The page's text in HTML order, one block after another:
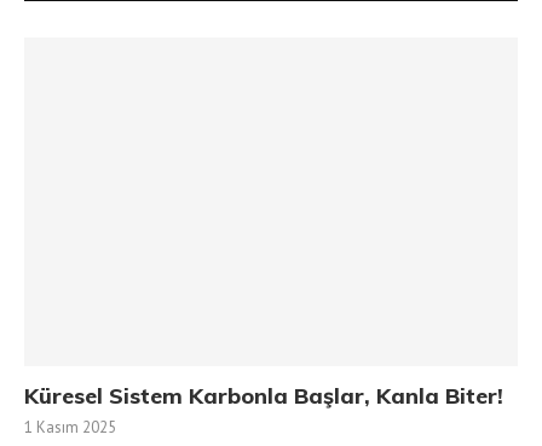
Küresel Sistem Karbonla Başlar, Kanla Biter!
1 Kasım 2025